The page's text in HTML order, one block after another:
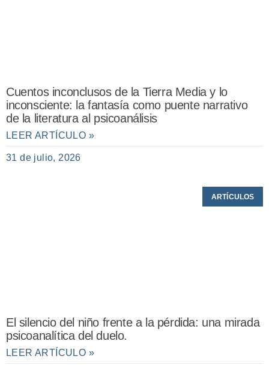
Cuentos inconclusos de la Tierra Media y lo
inconsciente: la fantasía como puente narrativo
de la literatura al psicoanálisis
LEER ARTÍCULO »
31 de julio, 2026
ARTÍCULOS
El silencio del niño frente a la pérdida: una mirada
psicoanalítica del duelo.
LEER ARTÍCULO »